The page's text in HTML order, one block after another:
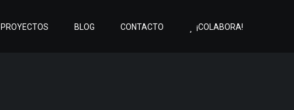
PROYECTOS BLOG CONTACTO ¡COLABORA!